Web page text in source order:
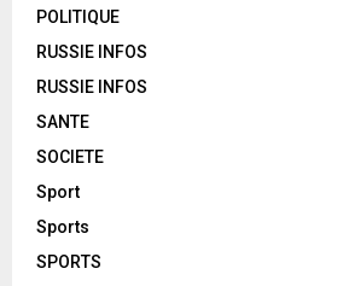
POLITIQUE
RUSSIE INFOS
RUSSIE INFOS
SANTE
SOCIETE
Sport
Sports
SPORTS